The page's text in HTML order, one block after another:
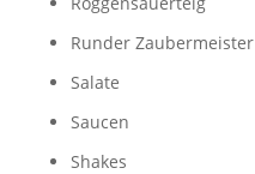
Runder Zaubermeister
Salate
Saucen
Shakes